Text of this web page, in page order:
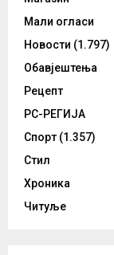
Мали огласи
Новости (1.797)
Обавјештења
Рецепт
РС-РЕГИЈА
Спорт (1.357)
Стил
Хроника
Читуље